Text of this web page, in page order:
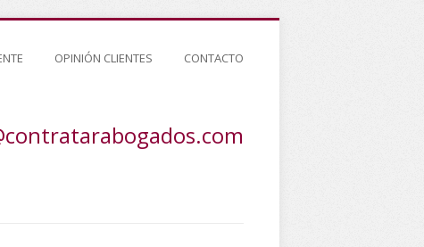
OPINIÓN CLIENTES CONTACTO